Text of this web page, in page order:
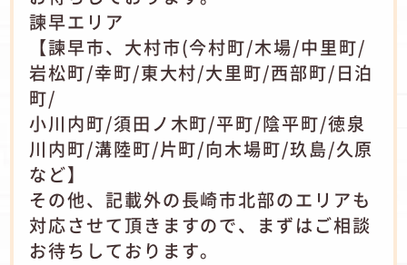
諫早エリア
【諫早市、大村市(今村町/木場/中里町/
岩松町/幸町/東大村/大里町/西部町/日泊
町/
小川内町/須田ノ木町/平町/陰平町/徳泉
川内町/溝陸町/片町/向木場町/玖島/久原
など】
その他、記載外の長崎市北部のエリアも
対応させて頂きますので、まずはご相談
お待ちしております。